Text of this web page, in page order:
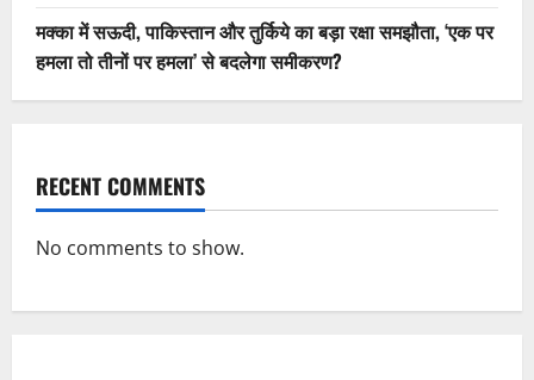
मक्का में सऊदी, पाकिस्तान और तुर्किये का बड़ा रक्षा समझौता, ‘एक पर
हमला तो तीनों पर हमला’ से बदलेगा समीकरण?
RECENT COMMENTS
No comments to show.